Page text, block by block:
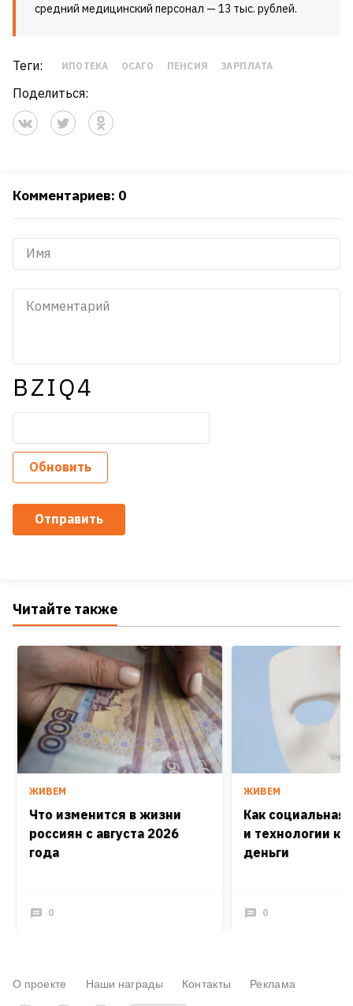
средний медицинский персонал — 13 тыс. рублей.
Теги: ИПОТЕКА ОСАГО ПЕНСИЯ ЗАРПЛАТА
Поделиться:
Комментариев: 0
BZIQ4
Обновить
Отправить
Читайте также
ЖИВЕМ
Что изменится в жизни
россиян с августа 2026
года
0
ЖИВЕМ
Как
и технологии
деньги
0
О проекте Наши награды Контакты Реклама